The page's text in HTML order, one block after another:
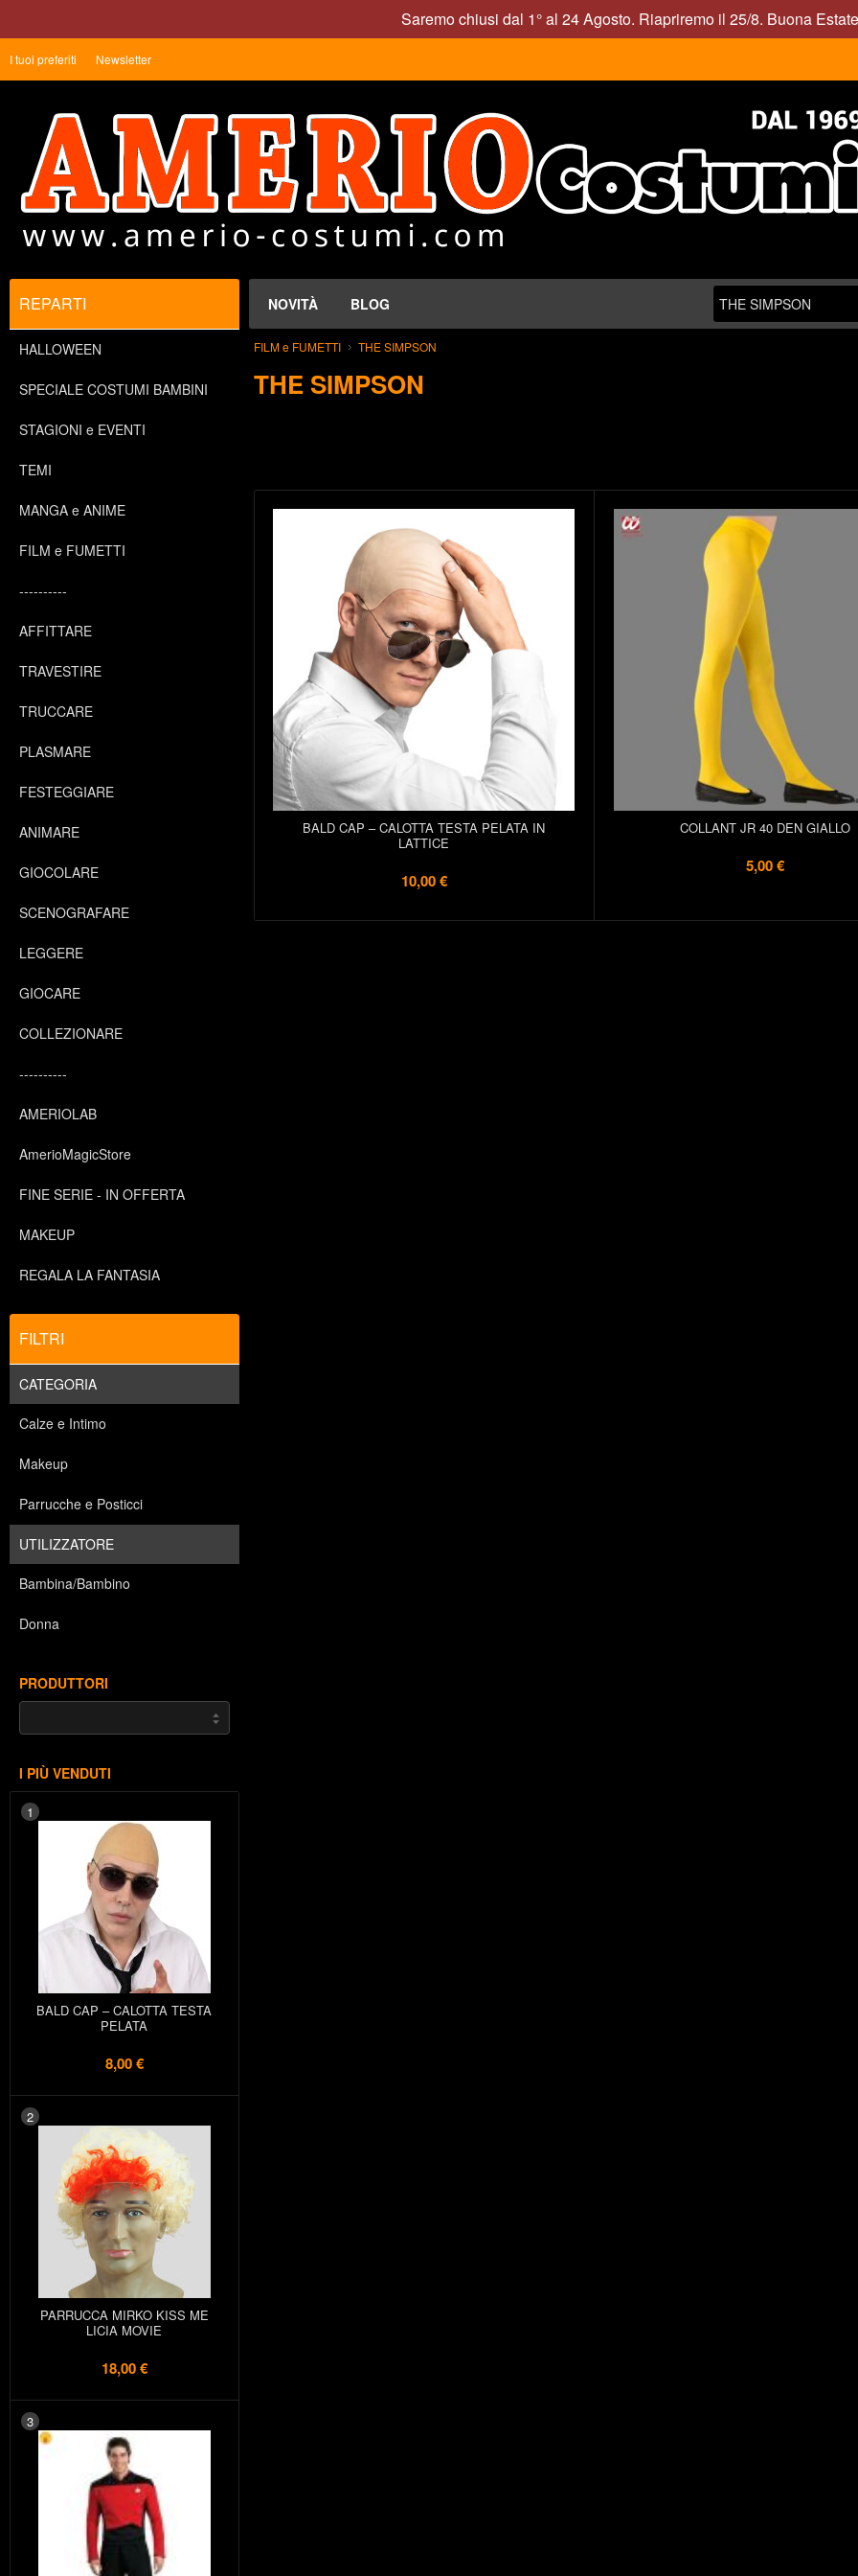
Saremo chiusi dal 1° al 24 Agosto. Riapriremo il 25/8. Buona
I tuoi preferiti Newsletter
NOVITÀ BLOG
REPARTI
HALLOWEEN
SPECIALE COSTUMI BAMBINI
STAGIONI e EVENTI
TEMI
MANGA e ANIME
FILM e FUMETTI
----------
AFFITTARE
TRAVESTIRE
TRUCCARE
PLASMARE
FESTEGGIARE
ANIMARE
GIOCOLARE
SCENOGRAFARE
LEGGERE
GIOCARE
COLLEZIONARE
----------
AMERIOLAB
AmerioMagicStore
FINE SERIE - IN OFFERTA
MAKEUP
REGALA LA FANTASIA
FILTRI
CATEGORIA
Calze e Intimo
Makeup
Parrucche e Posticci
UTILIZZATORE
Bambina/Bambino
Donna
PRODUTTORI
I PIÙ VENDUTI
1
BALD CAP – CALOTTA TESTA
PELATA
8,00 €
2
PARRUCCA MIRKO KISS ME
LICIA MOVIE
18,00 €
3
FILM e FUMETTI THE SIMPSON
THE SIMPSON
BALD CAP – CALOTTA TESTA PELATA IN
LATTICE
10,00 €
COLLANT JR 40 DEN GIALLO
5,00 €